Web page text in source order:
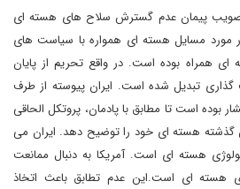
پیمان عدم گسترش سلاح های هسته ای
مسایل هسته ای همواره با سیاست های
همراه بوده است. در واقع تحریم از پایان
تبدیل شده است. ایران پیوسته از طرف
است تا مطابق با پادمان، پروتکل الحاقی
گذشته هسته ای خود را توضیح دهد. ایران می
هسته ای است. آمریکا به دنبال ممانعت
هسته ای است.این عدم تطابق باعث اتخاذ